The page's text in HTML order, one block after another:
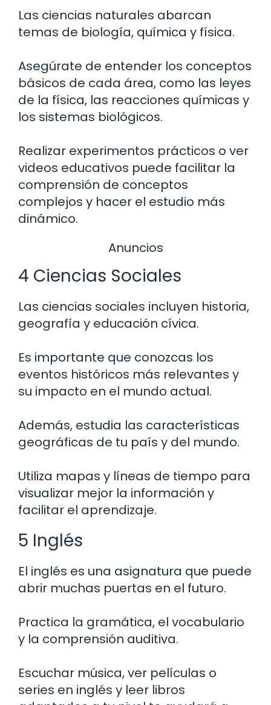
Las ciencias naturales abarcan
temas de biología, química y física.
Asegúrate de entender los conceptos
básicos de cada área, como las leyes
de la física, las reacciones químicas y
los sistemas biológicos.
Realizar experimentos prácticos o ver
videos educativos puede facilitar la
comprensión de conceptos
complejos y hacer el estudio más
dinámico.
Anuncios
4 Ciencias Sociales
Las ciencias sociales incluyen historia,
geografía y educación cívica.
Es importante que conozcas los
eventos históricos más relevantes y
su impacto en el mundo actual.
Además, estudia las características
geográficas de tu país y del mundo.
Utiliza mapas y líneas de tiempo para
visualizar mejor la información y
facilitar el aprendizaje.
5 Inglés
El inglés es una asignatura que puede
abrir muchas puertas en el futuro.
Practica la gramática, el vocabulario
y la comprensión auditiva.
Escuchar música, ver películas o
series en inglés y leer libros